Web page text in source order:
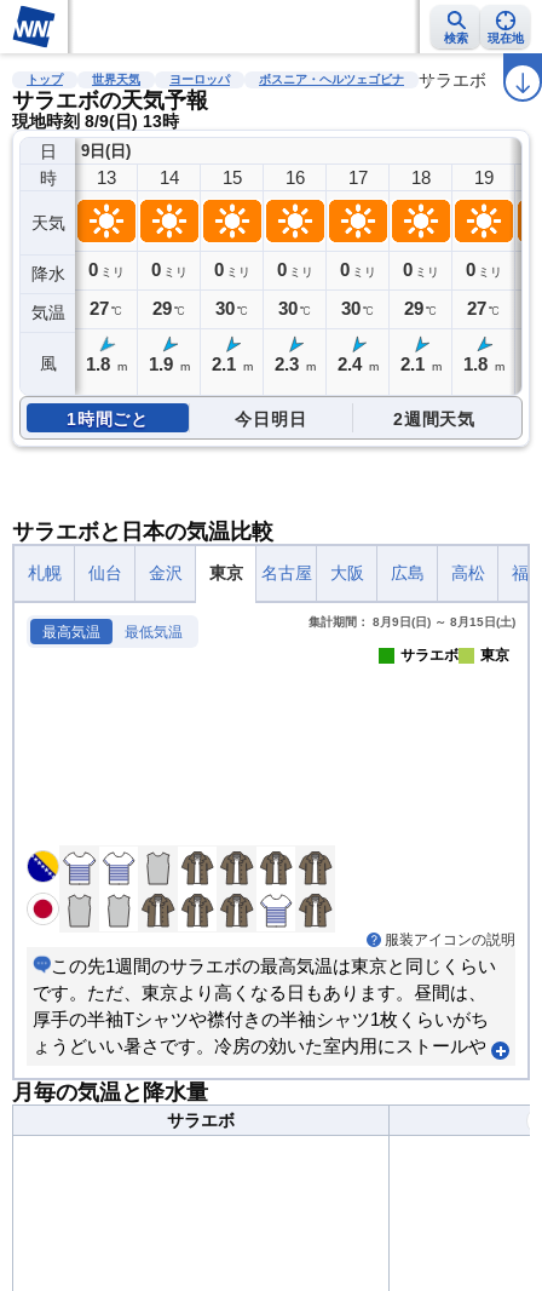
検索 現在地
雨雲レーダー 台風情報 地震情報 警報・注意報 2週間天気 ラ
トップ 世界天気 ヨーロッパ ボスニア・ヘルツェゴビナ サラエボ
サラエボの天気予報
現地時刻 8/9(日) 13時
日
時
天気
降水
気温
風
9日(日)
13
0 ミリ
27℃
1.8 m
14
0 ミリ
29℃
1.9 m
15
0 ミリ
30℃
2.1 m
16
0 ミリ
30℃
2.3 m
17
0 ミリ
30℃
2.4 m
18
0 ミリ
29℃
2.1 m
19
0 ミリ
27℃
1.8 m
1時間ごと 今日明日 2週間天気
サラエボと日本の気温比較
札幌 仙台 金沢 東京 名古屋 大阪 広島 高松 福
最高気温 最低気温
集計期間： 8月9日(日) ～ 8月15日(土)
サラエボ 東京
服装アイコンの説明
この先1週間のサラエボの最高気温は東京と同じくらい
です。ただ、東京より高くなる日もあります。昼間は、
厚手の半袖Tシャツや襟付きの半袖シャツ1枚くらいがち
ょうどいい暑さです。冷房の効いた室内用にストールや
体感が大きく変わります。重ね着で調節できる服装がお
月毎の気温と降水量
サラエボ